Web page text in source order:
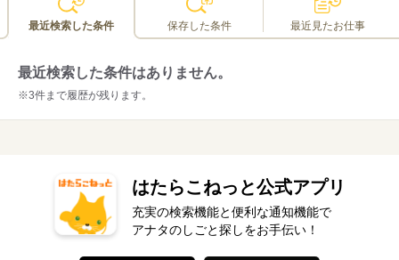
最近検索した条件 保存した条件 最近見たお仕事
最近検索した条件はありません。
※3件まで履歴が残ります。
はたらこねっと公式アプリ
充実の検索機能と便利な通知機能で
アナタのしごと探しをお手伝い！